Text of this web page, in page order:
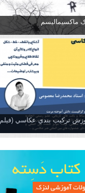
تركيب بندي عكاسي (فیلم